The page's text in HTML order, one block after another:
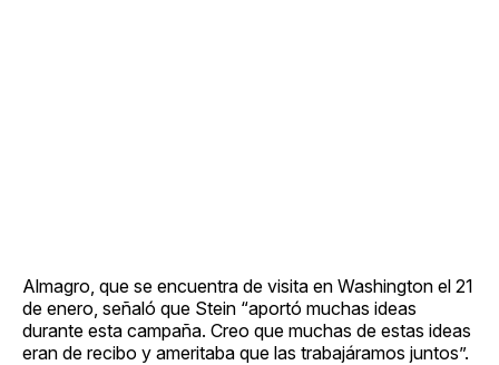
Almagro, que se encuentra de visita en Washington el 21
de enero, señaló que Stein “aportó muchas ideas
durante esta campaña. Creo que muchas de estas ideas
eran de recibo y ameritaba que las trabajáramos juntos”.